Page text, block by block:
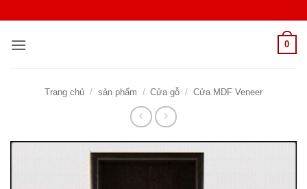
nội
0
Trang chủ / sản phẩm / Cửa gỗ / Cửa MDF Veneer